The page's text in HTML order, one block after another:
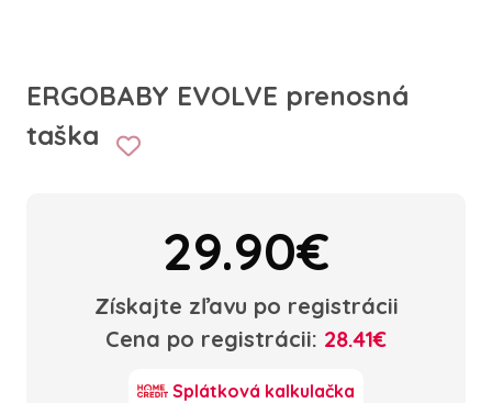
ERGOBABY EVOLVE prenosná
taška
29.90€
Získajte zľavu po registrácii
Cena po registrácii: 28.41€
Splátková kalkulačka